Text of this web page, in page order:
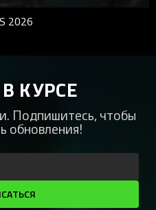
2026
КУРСЕ
Подпишитесь, чтобы
обновления!